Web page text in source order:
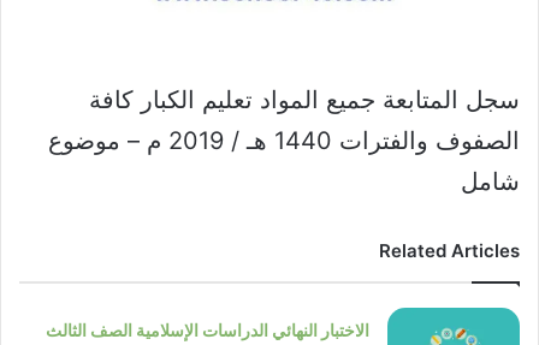
سجل المتابعة جميع المواد تعليم الكبار كافة
الصفوف والفترات 1440 هـ / 2019 م – موضوع
شامل
Related Articles
الاختبار النهائي الدراسات الإسلامية الصف الثالث